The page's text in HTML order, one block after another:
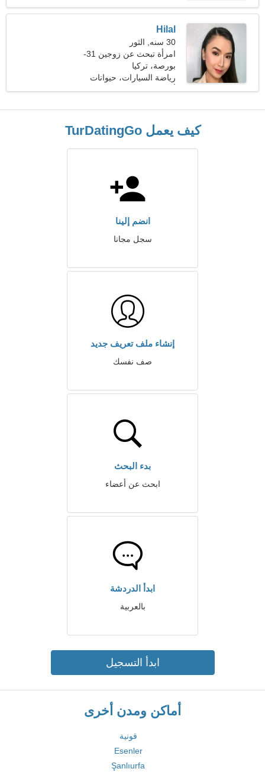
Hilal
30 سنه, الثور
امرأة تبحث عن زوجين 31-
38
بورصة، تركيا
رياضة السيارات، حيوانات
أليفة
كيف يعمل TurDatingGo
انضم إلينا
سجل مجانا
إنشاء ملف تعريف جديد
صف نفسك
بدء البحث
ابحث عن أعضاء
ابدأ الدردشة
بالعربية
ابدأ التسجيل
أماكن ومدن أخرى
قونية
Esenler
Şanlıurfa